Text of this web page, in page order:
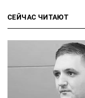
СЕЙЧАС ЧИТАЮТ